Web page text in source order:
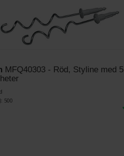
MFQ40303 - Röd, Styline med 5
500